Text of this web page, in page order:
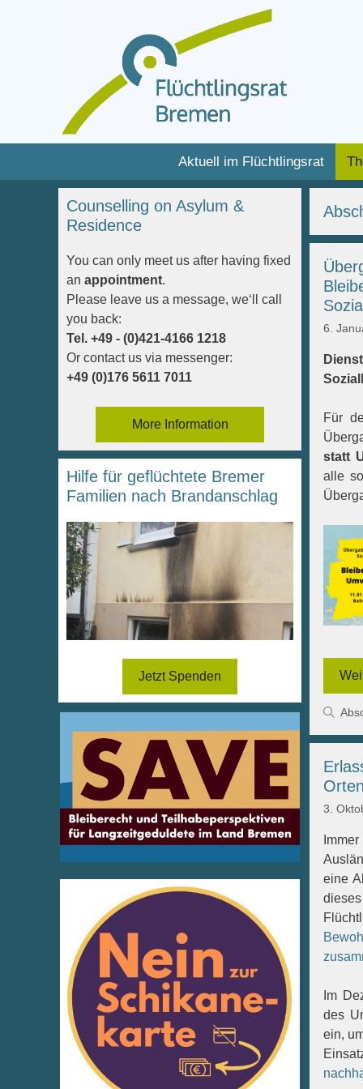
Inhalt
Aktuell im Flüchtlingsrat
6.
Für
statt
alle
3.
eine
Im
des
ein,
Counselling on Asylum &
Residence
You can only meet us after having fixed
an appointment.
Please leave us a message, we‘ll call
you back:
Tel. +49 - (0)421-4166 1218
Or contact us via messenger:
+49 (0)176 5611 7011
More Information
Hilfe für geflüchtete Bremer
Familien nach Brandanschlag
Jetzt Spenden